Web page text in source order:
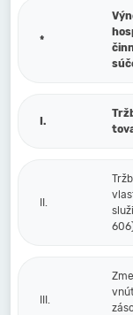
*
I.
II.
III.